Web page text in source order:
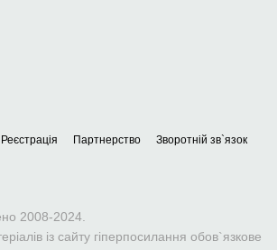
Реєстрація Партнерство
Зворотній зв`язок
2008-2024.
із сайту гіперпосилання обов`язкове